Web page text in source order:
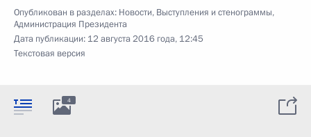
Опубликован в разделах: Новости, Выступления и стенограммы,
Администрация Президента
Дата публикации: 12 августа 2016 года, 12:45
Текстовая версия
4